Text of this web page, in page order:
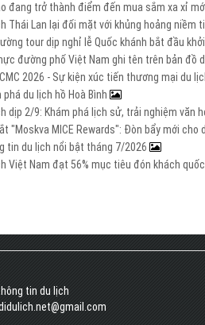
đang trở thành điểm đến mua sắm xa xỉ
Thái Lan lại đối mặt với khủng hoảng niềm
tour dịp nghỉ lễ Quốc khánh bắt đầu
đường phố Việt Nam ghi tên trên bản đồ
2026 - Sự kiện xúc tiến thương mại du
phá du lịch hồ Hoà Bình
dịp 2/9: Khám phá lịch sử, trải nghiệm văn
"Moskva MICE Rewards": Đòn bẩy mới cho
tin du lịch nổi bật tháng 7/2026
Việt Nam đạt 56% mục tiêu đón khách
tin du lịch